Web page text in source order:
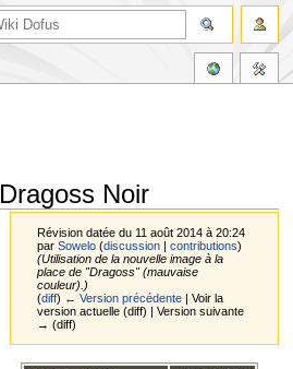
Dragoss Noir
Révision datée du 11 août 2014 à 20:24
parSowelo (discussion |contributions)
(Utilisation de la nouvelle image à la
place de "Dragoss" (mauvaise
couleur).)
(diff) ← Version précédente | Voir la
version actuelle (diff) | Version suivante
→ (diff)